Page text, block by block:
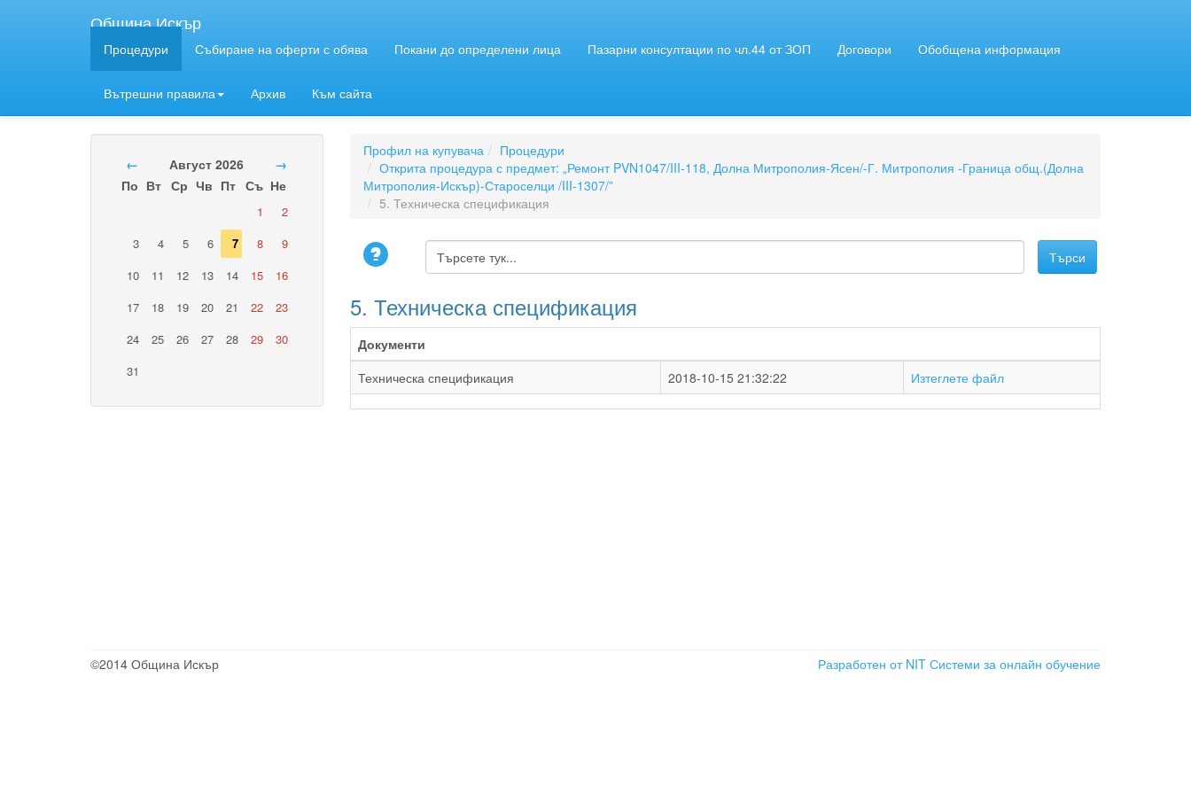
Община Искър
Процедури Събиране на оферти с обява Покани до определени лица Пазарни консултации по чл.44 от ЗОП Договори Обобщена информация
Вътрешни правила Архив Към сайта
← Август 2026
→
По Вт Ср Чв Пт Съ Не
1
2
3
4 5 6 7 8
9
10
11 12 13 14 15
16
17
18 19 20 21 22
23
24
25 26 27 28 29
30
31
Профил на купувача
Процедури
Открита процедура с предмет: „Ремонт PVN1047/III-118, Долна Митрополия-Ясен/-Г. Митрополия -Граница общ.(Долна
Митрополия-Искър)-Староселци /III-1307/”
5. Техническа спецификация
5. Техническа спецификация
Документи
Техническа спецификация
2018-10-15 21:32:22 Изтеглете файл
©2014 Община Искър Разработен от NIT Системи за онлайн обучение